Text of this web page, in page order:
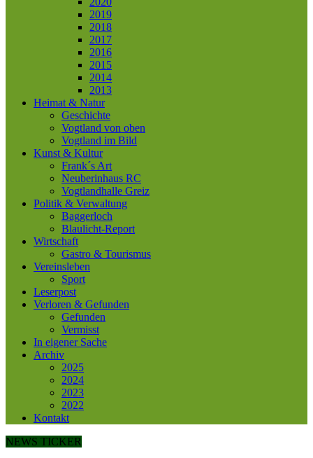
2019
2018
2017
2016
2015
2014
2013
Heimat & Natur
Geschichte
Vogtland von oben
Vogtland im Bild
Kunst & Kultur
Frank´s Art
Neuberinhaus RC
Vogtlandhalle Greiz
Politik & Verwaltung
Baggerloch
Blaulicht-Report
Wirtschaft
Gastro & Tourismus
Vereinsleben
Sport
Leserpost
Verloren & Gefunden
Gefunden
Vermisst
In eigener Sache
Archiv
2025
2024
2023
2022
Kontakt
NEWS TICKER